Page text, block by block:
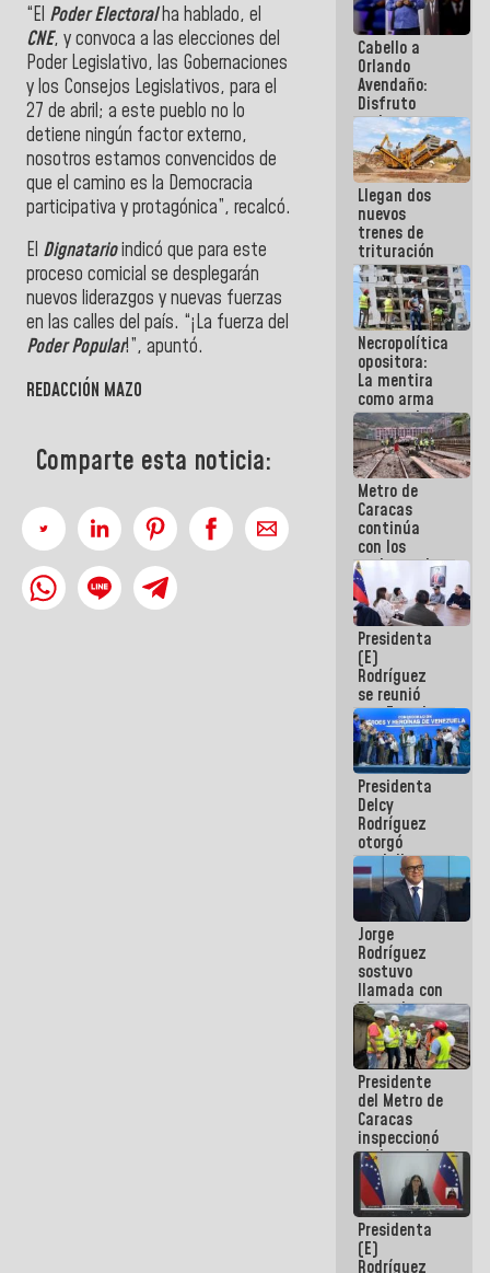
“El Poder Electoralha hablado, el
CNE, y convoca a las elecciones del
Poder Legislativo, las Gobernaciones
y los Consejos Legislativos, para el
27 de abril; a este pueblo no lo
detiene ningún factor externo,
nosotros estamos convencidos de
que el camino es la Democracia
participativa y protagónica”, recalcó.
El Dignatarioindicó que para este
proceso comicial se desplegarán
nuevos liderazgos y nuevas fuerzas
en las calles del país. “¡La fuerza del
Poder Popular!”, apuntó.
REDACCIÓN MAZO
Comparte esta noticia:
Cabello a
Orlando
Avendaño:
Disfruto
cada vez
que escribes
porque lo
que haces
es
embarrarla
Llegan dos
nuevos
trenes de
trituración
para
optimizar
manejo de
escombros
en La Guaira
Necropolítica
opositora:
La mentira
como arma
contra el
Pueblo
Metro de
Caracas
continúa
con los
trabajos de
mantenimiento
e inspección
en la Línea 2
Presidenta
(E)
Rodríguez
se reunió
con Estado
Mayor
Eléctrico
para
abordar
planes de
acción
Presidenta
Delcy
Rodríguez
otorgó
medalla
"Héroe de
Venezuela"
a servidores
públicos
Jorge
Rodríguez
sostuvo
llamada con
Dinorah
Figuera y
acuerdan
primer
encuentro
presencial
para el
diálogo
Presidente
del Metro de
Caracas
inspeccionó
trabajos de
rehabilitación
y
modernización
de la vía
férrea
Presidenta
(E)
Rodríguez